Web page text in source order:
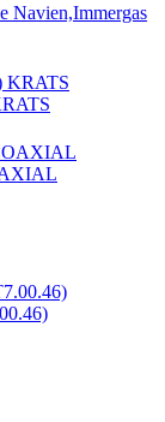
Navien,Immergas